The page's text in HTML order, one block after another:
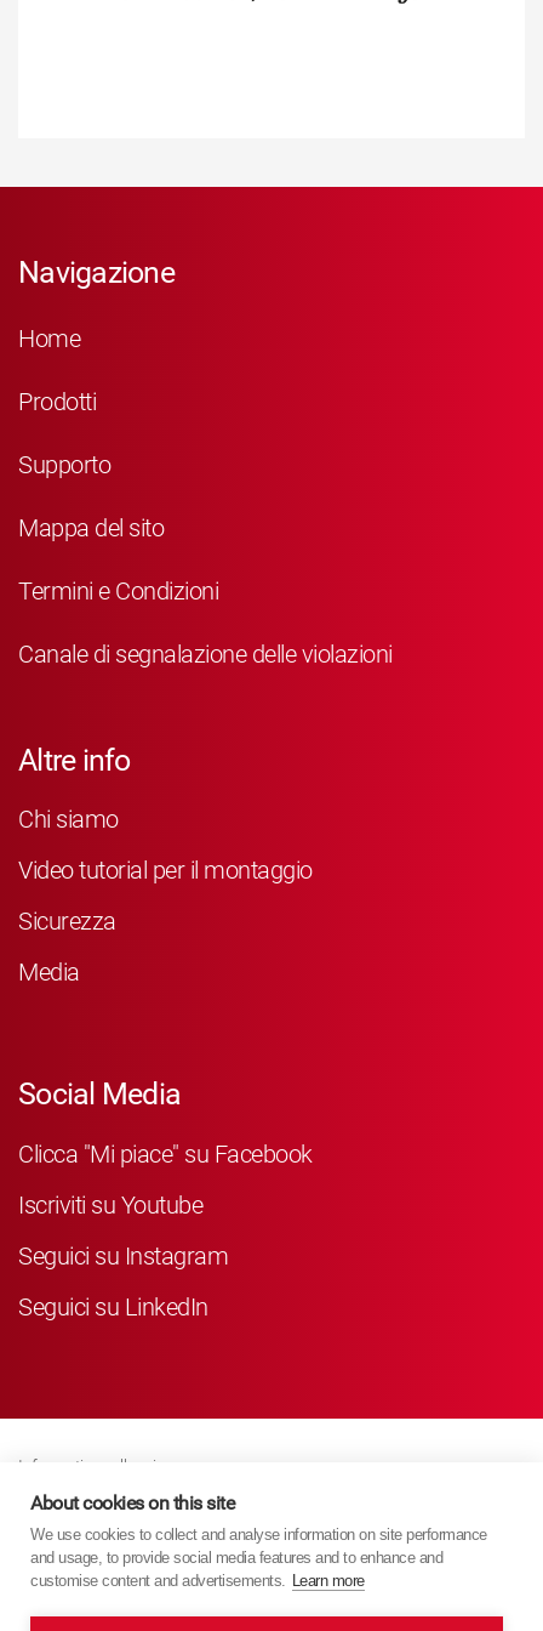
Navigazione
Home
Prodotti
Supporto
Mappa del sito
Termini e Condizioni
Canale di segnalazione delle violazioni
Altre info
Chi siamo
Video tutorial per il montaggio
Sicurezza
Media
Social Media
Clicca "Mi piace" su Facebook
Iscriviti su Youtube
Seguici su Instagram
Seguici su LinkedIn
Informativa sulla privacy
Business Partner Privacy
Politica Sui Cookie
Modern Slavery Act Policy
About cookies on this site
We use cookies to collect and analyse information on site performance
and usage, to provide social media features and to enhance and
customise content and advertisements. Learn more